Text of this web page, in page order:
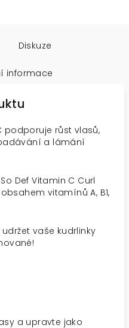
Diskuze
informace
podporuje růst vlasů,
a lámání
Def Vitamin C Curl
vitamínů A, B1,
vaše kudrlinky
a upravte jako